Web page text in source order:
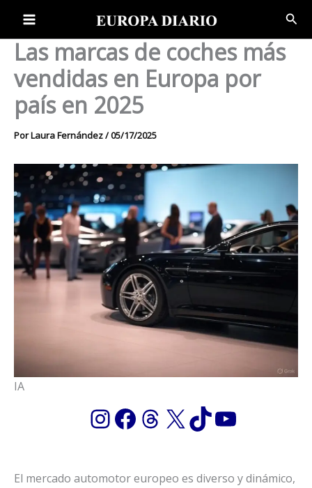
contenido
Las marcas de coches más
vendidas en Europa por
país en 2025
PorLaura Fernández/05/17/2025
IA
Instagram
Facebook
Threads
X TikTok
El mercado automotor europeo es diverso y dinámico,